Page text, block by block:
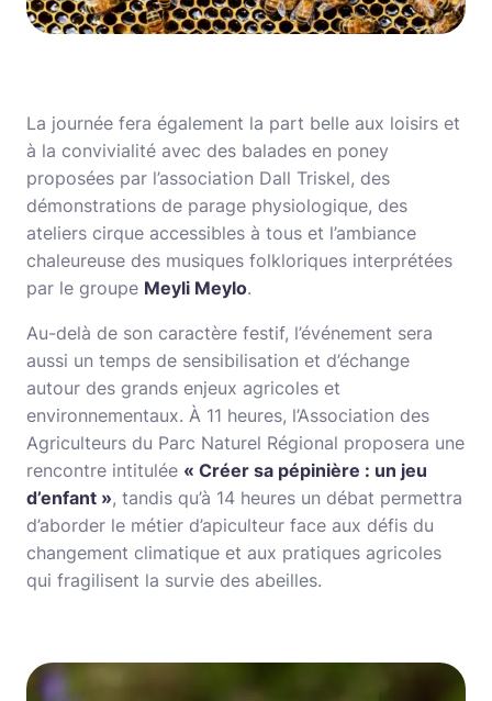
La journée fera également la part belle aux loisirs et
à la convivialité avec des balades en poney
proposées par l’association Dall Triskel, des
démonstrations de parage physiologique, des
ateliers cirque accessibles à tous et l’ambiance
chaleureuse des musiques folkloriques interprétées
par le groupe Meyli Meylo.
Au-delà de son caractère festif, l’événement sera
aussi un temps de sensibilisation et d’échange
autour des grands enjeux agricoles et
environnementaux. À 11 heures, l’Association des
Agriculteurs du Parc Naturel Régional proposera une
rencontre intitulée « Créer sa pépinière : un jeu
d’enfant », tandis qu’à 14 heures un débat permettra
d’aborder le métier d’apiculteur face aux défis du
changement climatique et aux pratiques agricoles
qui fragilisent la survie des abeilles.